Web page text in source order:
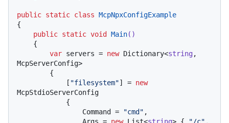
public static class McpNpxConfigExample
{
public static void Main()
var servers = new Dictionary<string,
McpServerConfig>
            [
"filesystem"] = new
McpStdioServerConfig
                Command =
"cmd" ,